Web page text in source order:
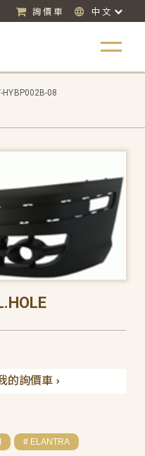
詢價車 中文
HYBP002B-08
的詢價車
# ELANTRA